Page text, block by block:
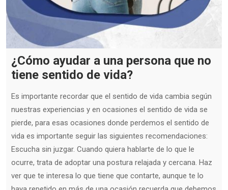
¿Cómo ayudar a una persona que no
tiene sentido de vida?
Es importante recordar que el sentido de vida cambia según
nuestras experiencias y en ocasiones el sentido de vida se
pierde, para esas ocasiones donde perdemos el sentido de
vida es importante seguir las siguientes recomendaciones:
Escucha sin juzgar. Cuando quiera hablarte de lo que le
ocurre, trata de adoptar una postura relajada y cercana. Haz
ver que te interesa lo que tiene que contarte, aunque te lo